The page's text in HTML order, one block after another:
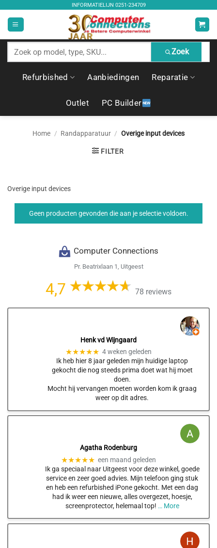
inhoud
INFORMATIELIJN 0251-234709
Zoek
producten
Zoek
Refurbished Aanbiedingen Reparatie
Outlet PC Builder
Home / Randapparatuur / Overige input devices
FILTER
Overige input devices
Geen producten gevonden die aan je selectie voldoen.
Computer Connections
Pr. Beatrixlaan 1, Uitgeest
4,7 78 reviews
Henk vd Wijngaard
★★★★★ 4 weken geleden
Ik heb hier 8 jaar geleden mijn huidige laptop
gekocht die nog steeds prima doet wat hij moet
doen.
Mocht hij vervangen moeten worden kom ik graag
weer op dit adres.
Agatha Rodenburg
★★★★★ een maand geleden
Ik ga speciaal naar Uitgeest voor deze winkel, goede
service en zeer goed advies. Mijn telefoon ging stuk
en heb een refurbished iPone gekocht. Met een dag
had ik weer een nieuwe, alles overgezet, hoesje,
screenprotector, helemaal top! … More